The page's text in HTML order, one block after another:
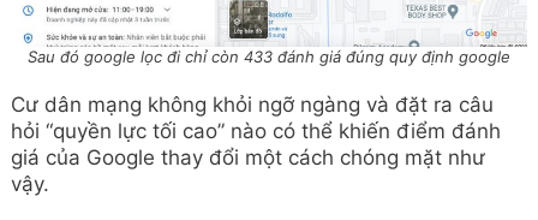
Sau đó google lọc đi chỉ còn 433 đánh giá đúng quy định google
Cư dân mạng không khỏi ngỡ ngàng và đặt ra câu
hỏi “quyền lực tối cao” nào có thể khiến điểm đánh
giá của Google thay đổi một cách chóng mặt như
vậy.